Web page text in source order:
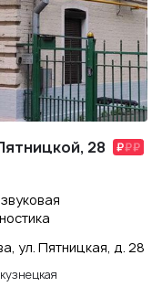
28
ул. Пятницкая, д. 28